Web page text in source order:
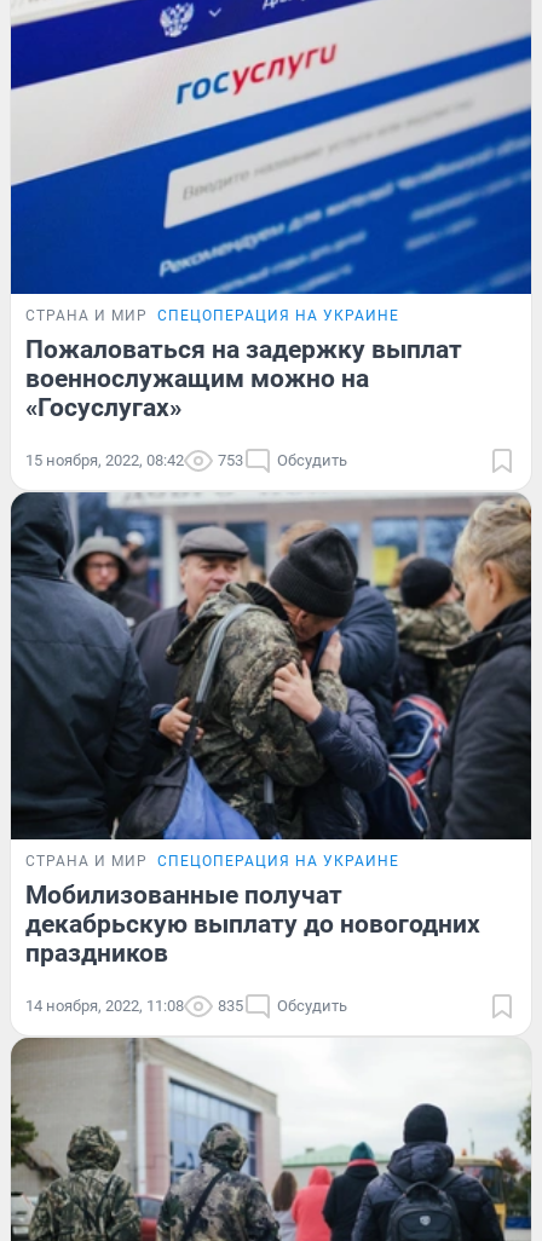
СТРАНА И МИР СПЕЦОПЕРАЦИЯ НА УКРАИНЕ
Пожаловаться на задержку выплат
военнослужащим можно на
«Госуслугах»
15 ноября, 2022, 08:42 753 Обсудить
СТРАНА И МИР СПЕЦОПЕРАЦИЯ НА УКРАИНЕ
Мобилизованные получат
декабрьскую выплату до новогодних
праздников
14 ноября, 2022, 11:08 835 Обсудить